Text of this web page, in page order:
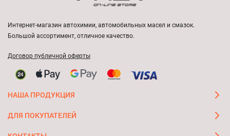
Интернет-магазин автохимии, автомобильных масел и смазок.
Большой ассортимент, отличное качество.
Договор публичной оферты
НАША ПРОДУКЦИЯ
ДЛЯ ПОКУПАТЕЛЕЙ